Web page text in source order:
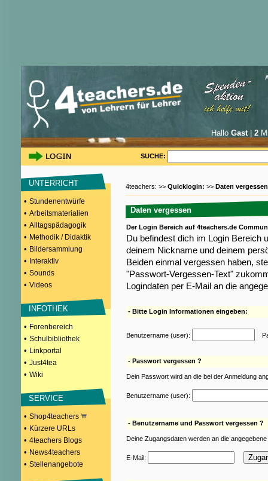
Hallo Gast| 2
SUCHE:
UNTERRICHT
• Stundenentwürfe
• Arbeitsmaterialien
• Alltagspädagogik
• Methodik / Didaktik
• Bildersammlung
• Interaktiv
• Sounds
• Videos
INFOTHEK
• Forenbereich
• Schulbibliothek
• Linkportal
• Just4tea
• Wiki
SERVICE
• Shop4teachers
• Kürzere URLs
• 4teachers Blogs
• News4teachers
• Stellenangebote
4teachers: >> Quicklogin: >> Daten vergessen
Daten vergessen
Der Login Bereich auf 4teachers.de
Du befindest dich im Login Bereich
deinem Nickname und deinem
Beiden einmal vergessen haben,
"Passwort-Vergessen-Text"
Logindaten per E-Mail an die
- Bitte Login Informationen eingeben:
Benutzername (user):
- Passwort vergessen ?
Dein Passwort wird an die bei der Anmeldung
Benutzername (user):
- Benutzername und Passwort vergessen ?
Deine Zugangsdaten werden an die
E-Mail: